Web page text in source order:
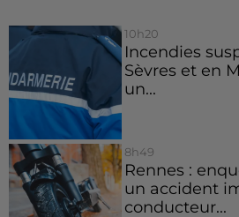
10h20
Incendies
Sèvres et en
un...
8h49
Rennes :
un accident
conducteur...